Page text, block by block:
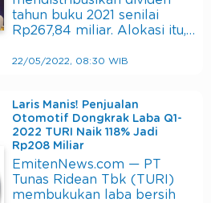
tahun buku 2021 senilai
Rp267,84 miliar. Alokasi itu,…
22/05/2022, 08:30 WIB
Laris Manis! Penjualan
Otomotif Dongkrak Laba Q1-
2022 TURI Naik 118% Jadi
Rp208 Miliar
EmitenNews.com — PT
Tunas Ridean Tbk (TURI)
membukukan laba bersih